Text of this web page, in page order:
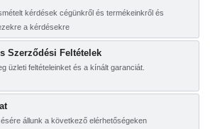
kérdések cégünkről és termékeinkről és
a kérdésekre
Szerződési Feltételek
üzleti feltételeinket és a kínált garanciát.
állunk a következő elérhetőségeken